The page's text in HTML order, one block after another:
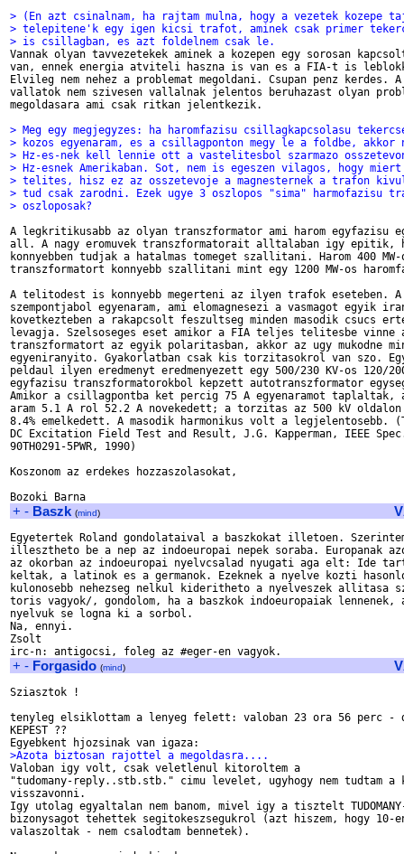
> (En azt csinalnam, ha rajtam mulna, hogy a vezetek kozepe
> telepitene'k egy igen kicsi trafot, aminek csak primer
> is csillagban, es azt foldelnem csak le.
Vannak olyan tavvezetekek aminek a kozepen egy sorosan
van, ennek energia atviteli haszna is van es a FIA-t is
Elvileg nem nehez a problemat megoldani. Csupan penz kerdes.
vallatok nem szivesen vallalnak jelentos beruhazast olyan
megoldasara ami csak ritkan jelentkezik.
> Meg egy megjegyzes: ha haromfazisu csillagkapcsolasu
> kozos egyenaram, es a csillagponton megy le a foldbe, akkor
> Hz-es-nek kell lennie ott a vastelitesbol szarmazo
> Hz-esnek Amerikaban. Sot, nem is egeszen vilagos, hogy
> telites, hisz ez az osszetevoje a magnesternek a trafon
> tud csak zarodni. Ezek ugye 3 oszlopos "sima" harmofazisu
> oszloposak?
A legkritikusabb az olyan transzformator ami harom egyfazisu
all. A nagy eromuvek transzformatorait alltalaban igy epitik,
konnyebben tudjak a hatalmas tomeget szallitani. Harom 400 MW-
transzformatort konnyebb szallitani mint egy 1200 MW-os
A telitodest is konnyebb megerteni az ilyen trafok eseteben.
szempontjabol egyenaram, ami elomagnesezi a vasmagot egyik
kovetkezteben a rakapcsolt feszultseg minden masodik csucs
levagja. Szelsoseges eset amikor a FIA teljes telitesbe vinne
transzformatort az egyik polaritasban, akkor az ugy mukodne
egyeniranyito. Gyakorlatban csak kis torzitasokrol van szo.
peldaul ilyen eredmenyt eredmenyezett egy 500/230 KV-os 120/200
egyfazisu transzformatorokbol kepzett autotranszformator
Amikor a csillagpontba ket percig 75 A egyenaramot taplaltak,
aram 5.1 A rol 52.2 A novekedett; a torzitas az 500 kV
8.4% emelkedett. A masodik harmonikus volt a legjelentosebb.
DC Excitation Field Test and Result, J.G. Kapperman, IEEE
90TH0291-5PWR, 1990)
Koszonom az erdekes hozzaszolasokat,
+ - Baszk (mind)
Egyetertek Roland gondolataival a baszkokat illetoen.
illesztheto be a nep az indoeuropai nepek soraba. Europanak
az okorban az indoeuropai nyelvcsalad nyugati aga elt: Ide
keltak, a latinok es a germanok. Ezeknek a nyelve kozti
kulonosebb nehezseg nelkul kideritheto a nyelveszek allitasa
toris vagyok/, gondolom, ha a baszkok indoeuropaiak lennenek,
nyelvuk se logna ki a sorbol.
Na, ennyi.
Zsolt
+ - Forgasido (mind)
Sziasztok !
tenyleg elsiklottam a lenyeg felett: valoban 23 ora 56 perc -
KEPEST ??
>Azota biztosan rajottel a megoldasra....
Valoban igy volt, csak veletlenul kitoroltem a
"tudomany-reply..stb.stb." cimu levelet, ugyhogy nem tudtam a
visszavonni.
Igy utolag egyaltalan nem banom, mivel igy a tisztelt
bizonysagot tehettek segitokeszsegukrol (azt hiszem, hogy 10-
valaszoltak - nem csalodtam bennetek).